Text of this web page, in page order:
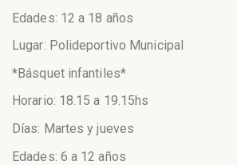
Edades: 12 a 18 años
Lugar: Polideportivo Municipal
*Básquet infantiles*
Horario: 18.15 a 19.15hs
Días: Martes y jueves
Edades: 6 a 12 años